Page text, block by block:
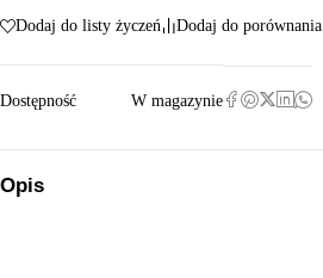
Dodaj do listy życzeń Dodaj do porównania
Dostępność W magazynie
Opis